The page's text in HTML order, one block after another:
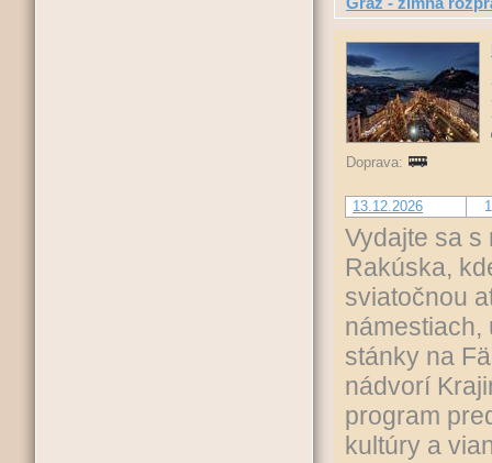
Doprava:
13.12.2026
Vydajte sa s
Rakúska,
sviatočnou
námestiach,
stánky na
nádvorí
program
kultúry a